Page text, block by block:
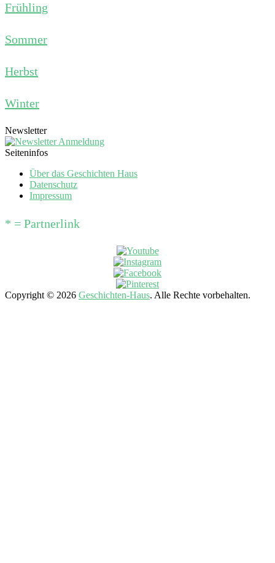
Frühling
Sommer
Herbst
Winter
Newsletter
Seiteninfos
Über das Geschichten Haus
Datenschutz
Impressum
* = Partnerlink
Copyright © 2026 Geschichten-Haus. Alle Rechte vorbehalten.